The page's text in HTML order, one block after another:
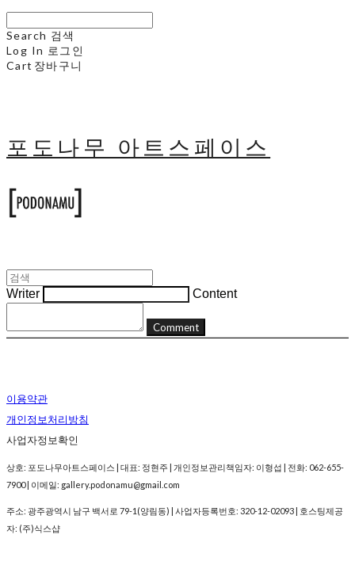
Search 검색
Log In 로그인
Cart 장바구니
포도나무 아트스페이스
Writer Content
Comment
이용약관
개인정보처리방침
사업자정보확인
상호: 포도나무아트스페이스 | 대표: 정현주 | 개인정보관리책임자: 이형섭 | 전화: 062-655-
7900 | 이메일: gallery.podonamu@gmail.com
주소: 광주광역시 남구 백서로 79-1(양림동) | 사업자등록번호: 320-12-02093 | 호스팅제공
자: (주)식스샵